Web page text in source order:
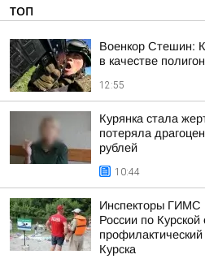
ТОП
Военкор Стешин:
в качестве
12:55
Курянка стала
потеряла
рублей
10:44
Инспекторы ГИМС
России по
Курска